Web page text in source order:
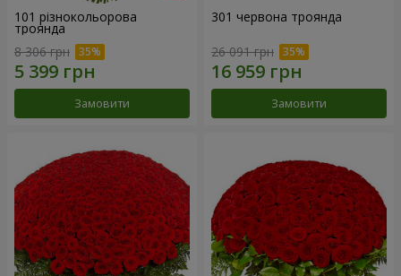
101 різнокольорова
троянда
8 306 грн
Замовити
301 червона троянда
26 091 грн
Замовити